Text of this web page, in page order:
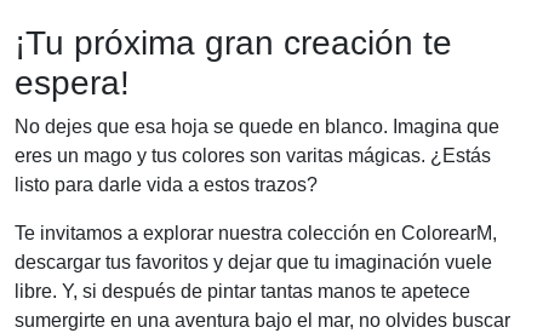
¡Tu próxima gran creación te
espera!
No dejes que esa hoja se quede en blanco. Imagina que
eres un mago y tus colores son varitas mágicas. ¿Estás
listo para darle vida a estos trazos?
Te invitamos a explorar nuestra colección en ColorearM,
descargar tus favoritos y dejar que tu imaginación vuele
libre. Y, si después de pintar tantas manos te apetece
sumergirte en una aventura bajo el mar, no olvides buscar